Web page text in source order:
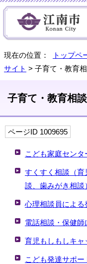
現在の位置： トップペ
サイト > 子育て・教育
子育て・教育相談
ページID 1009695
こども家庭センタ
すくすく相談（
談、歯みがき相談
心理相談員による
電話相談・保健師
育児もしもしキャ
こども発達サポー